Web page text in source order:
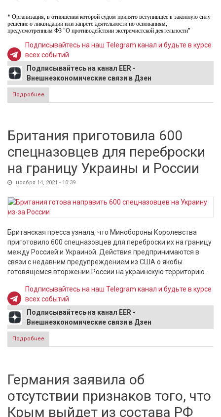
* Организация, в отношении которой судом принято вступившее в законную силу
решение о ликвидации или запрете деятельности по основаниям,
предусмотренным ФЗ "О противодействии экстремистской деятельности"
Подписывайтесь на наш Telegram канал и будьте в курсе
всех событий
Подписывайтесь на канал EER -
Внешнеэкономические связи в Дзен
Подробнее
"Лондон должен ответить за свои преступления"
Британия приготовила 600
спецназовцев для переброски
на границу Украины и России
ноября 14, 2021 - 10:39
Британская пресса узнала, что Минобороны Королевства
приготовило 600 спецназовцев для переброски их на границу
между Россией и Украиной. Действия предпринимаются в
связи с недавним предупреждением из США о якобы
готовящемся вторжении России на украинскую территорию.
Подписывайтесь на наш Telegram канал и будьте в курсе
всех событий
Подписывайтесь на канал EER -
Внешнеэкономические связи в Дзен
Подробнее
переброски на границу Украины и России
Германия заявила об
отсутствии признаков того, что
Крым выйдет из состава РФ